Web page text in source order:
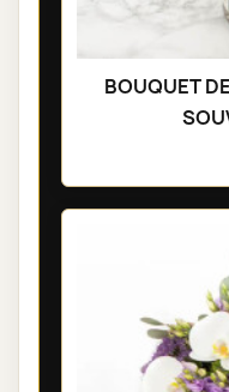
BOUQUET